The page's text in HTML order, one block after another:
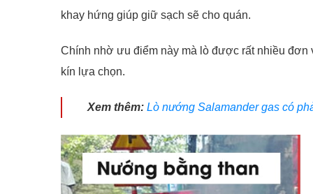
khay hứng giúp giữ sạch sẽ cho quán.
Chính nhờ ưu điểm này mà lò được rất nhiều đơn
kín lựa chọn.
Xem thêm: Lò nướng Salamander gas có